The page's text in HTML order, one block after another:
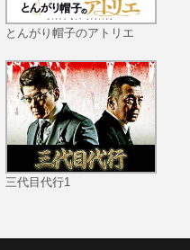
#9 CRハイパーキングダ
ム/CR新・子連れ狼 ～示
現の刻～/CR牙狼魔戒閃
騎 鋼/パチスロモンスタ
ーハンター
X/CRルパン三世 World is
とんがり帽子のアトリエ
三代目代行1